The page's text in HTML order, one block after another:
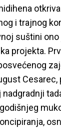
i trajnog
suštini
projekta.
Cesarec,